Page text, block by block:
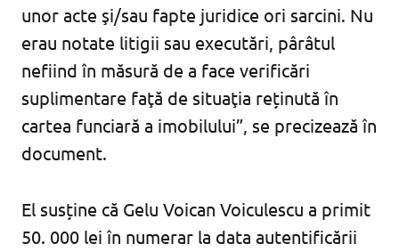
unor acte şi/sau fapte juridice ori sarcini. Nu
erau notate litigii sau executări, pârâtul
nefiind în măsură de a face verificări
suplimentare faţă de situaţia reținută în
cartea funciară a imobilului”, se precizează în
document.
El susține că Gelu Voican Voiculescu a primit
50. 000 lei în numerar la data autentificării